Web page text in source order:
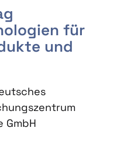
für
und
GmbH